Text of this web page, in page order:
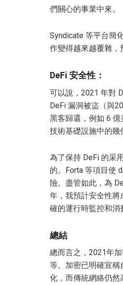
們關心的事業中來。
Syndicate 等平台簡
作變得越來越覆雜，
DeFi 安全性：
可以說，2021 年對
DeFi 漏洞被盜（與
黑客歸還，例如 6
技術基礎設施中的幾
為了保持 DeFi 的采
的。Forta 等項目使
險。盡管如此，為
年，我預計安全性
確的運行時監控和消
總結
總而言之，2021年
等。加密已明確宣
化，而傳統網絡仍然